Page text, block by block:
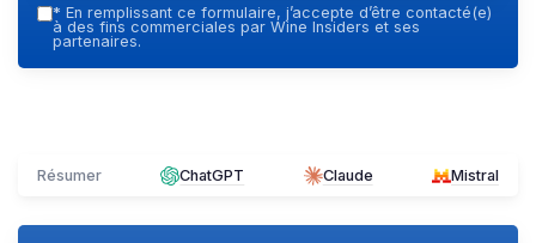
* En remplissant ce formulaire, j’accepte d’être contacté(e)
à des fins commerciales par Wine Insiders et ses
partenaires.
Résumer ChatGPT Claude Mistral